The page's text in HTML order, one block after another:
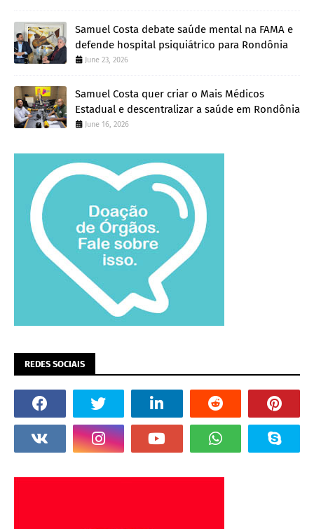
Samuel Costa debate saúde mental na FAMA e
defende hospital psiquiátrico para Rondônia
June 23, 2026
Samuel Costa quer criar o Mais Médicos
Estadual e descentralizar a saúde em Rondônia
June 16, 2026
REDES SOCIAIS